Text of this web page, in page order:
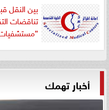
بين النقل
تناقضات
أخبار تهمك